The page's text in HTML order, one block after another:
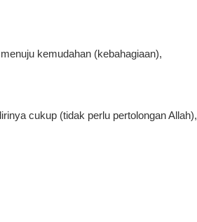
kemudahan (kebahagiaan),
cukup (tidak perlu pertolongan Allah),